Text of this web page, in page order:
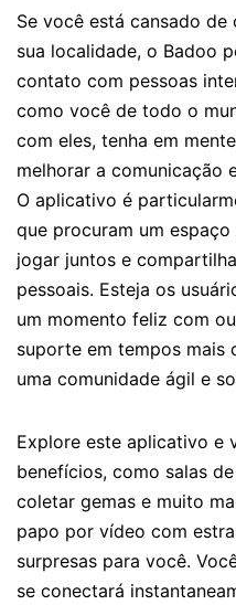
Se você está cansado de
sua localidade, o Badoo
contato com pessoas
como você de todo o
com eles, tenha em
melhorar a comunicação
O aplicativo é
que procuram um
jogar juntos e
pessoais. Esteja os
um momento feliz com
suporte em tempos mais
uma comunidade ágil e
Explore este aplicativo e
benefícios, como salas
coletar gemas e muito
papo por vídeo com
surpresas para você.
se conectará